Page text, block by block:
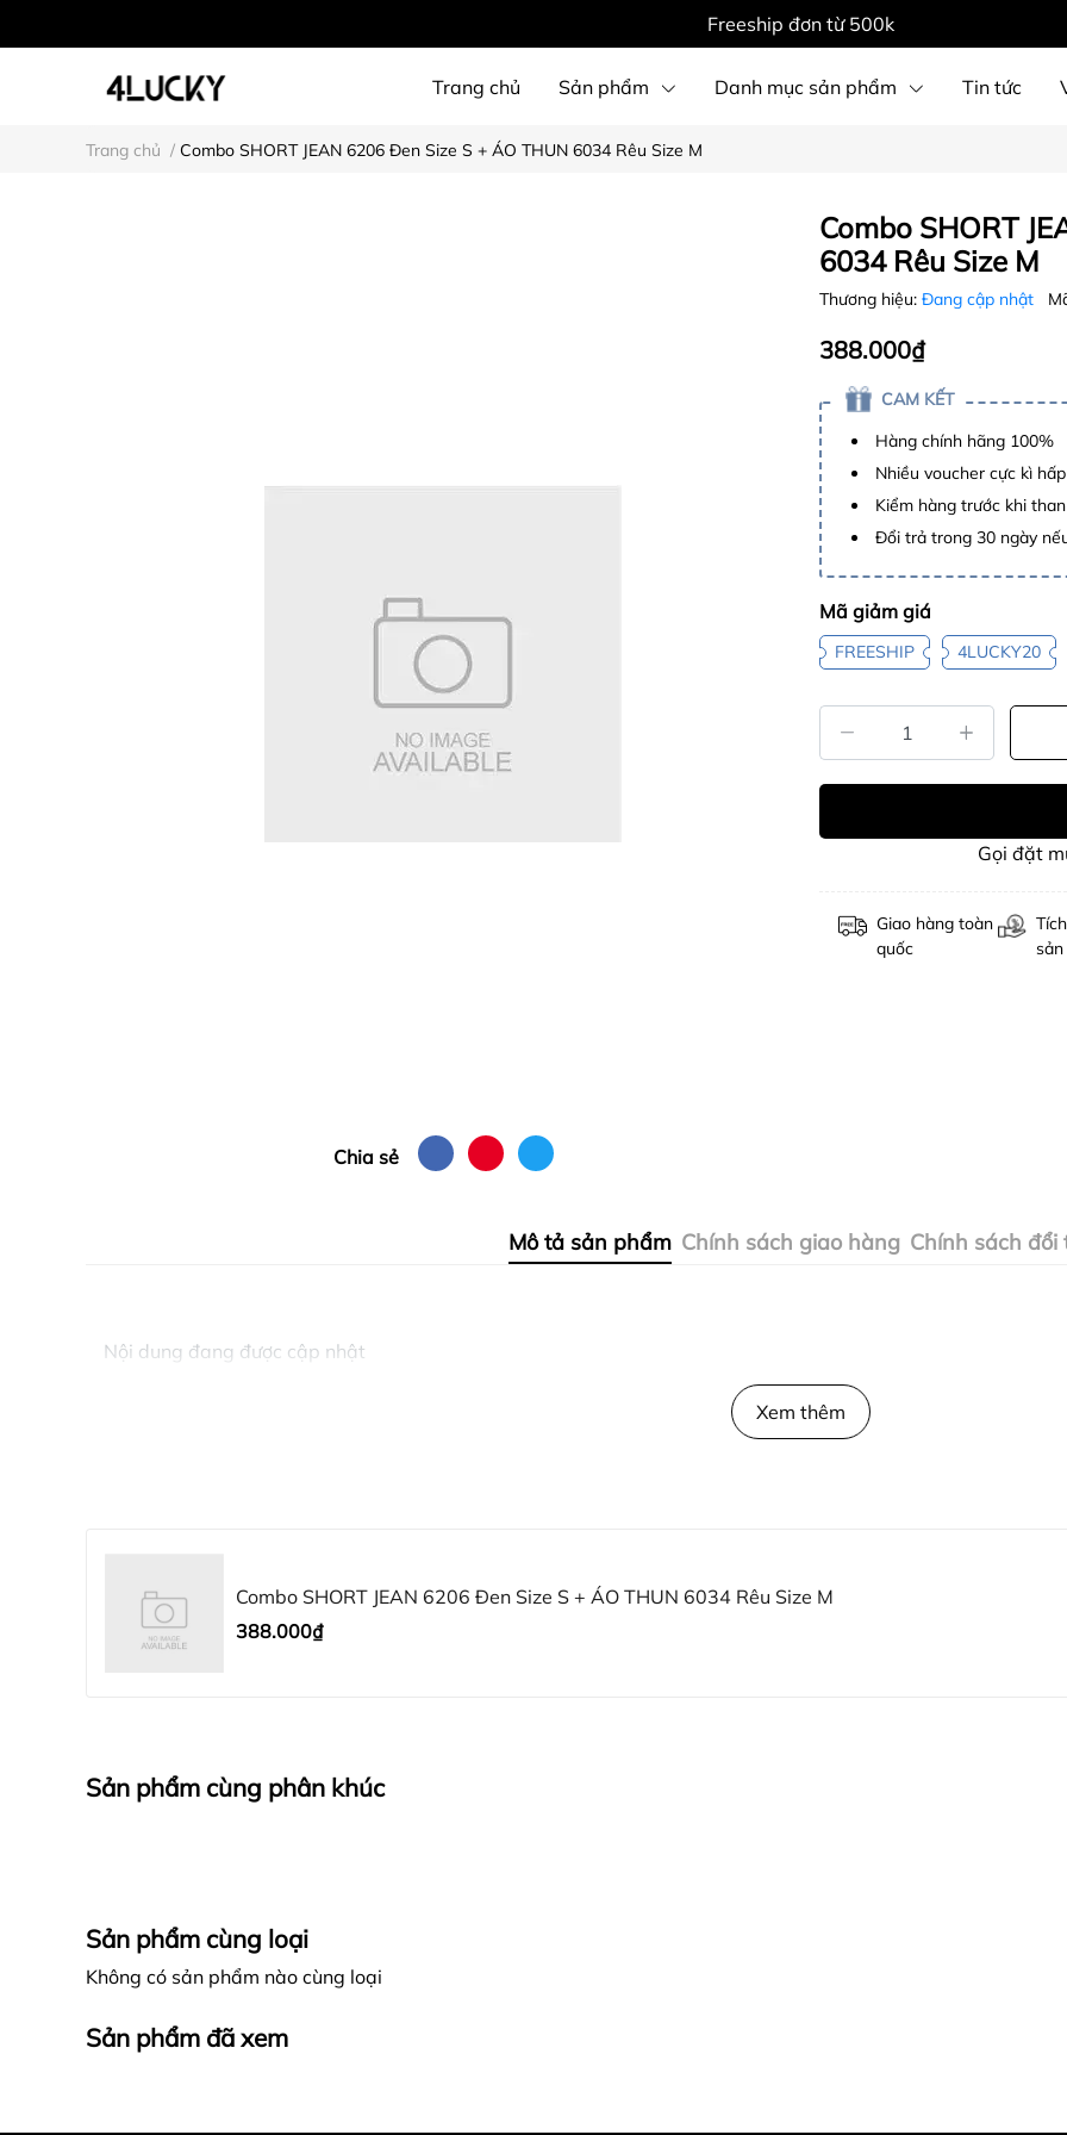
Freeship đơn từ 500k
Trang chủ Sản phẩm Danh mục sản phẩm Tin tức
Trang chủ / Combo SHORT JEAN 6206 Đen Size S + ÁO THUN 6034 Rêu Size M
Chia sẻ
Combo SHORT
6034 Rêu Size M
Thương hiệu: Đang cập nhật
388.000₫
CAM KẾT
Hàng chính hãng 100%
Nhiều voucher cực kì
Kiểm hàng trước khi
Đổi trả trong 30 ngày
Mã giảm giá
FREESHIP 4LUCKY20
Gọi đặt
Giao hàng toàn
quốc
Mô tả sản phẩm Chính sách giao hàng Chính sách đổi
Nội dung đang được cập nhật
Xem thêm
Combo SHORT JEAN 6206 Đen Size S + ÁO THUN 6034 Rêu Size M
388.000₫
Sản phẩm cùng phân khúc
Sản phẩm cùng loại
Không có sản phẩm nào cùng loại
Sản phẩm đã xem